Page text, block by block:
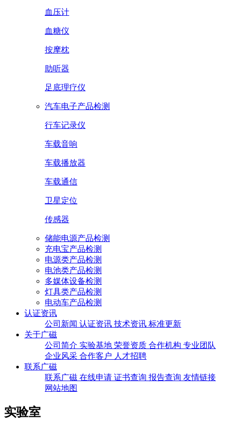
血压计
血糖仪
按摩枕
助听器
足底理疗仪
汽车电子产品检测
行车记录仪
车载音响
车载播放器
车载通信
卫星定位
传感器
储能电源产品检测
充电宝产品检测
电源类产品检测
电池类产品检测
多媒体设备检测
灯具类产品检测
电动车产品检测
认证资讯
公司新闻 认证资讯 技术资讯 标准更新
关于广磁
公司简介 实验基地 荣誉资质 合作机构 专业团队
企业风采 合作客户 人才招聘
联系广磁
联系广磁 在线申请 证书查询 报告查询 友情链接
网站地图
实验室